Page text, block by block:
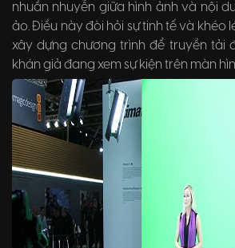
nhuần nhuyễn giữa hình ảnh và nội
ảo. Điều này đòi hỏi sự tinh tế và khéo
xây dựng chương trình để truyền tải
khán giả đang xem sự kiện trên màn